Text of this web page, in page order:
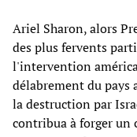
Ariel Sharon, alors
des plus fervents
l'intervention
délabrement du pays
la destruction par
contribua à forger un